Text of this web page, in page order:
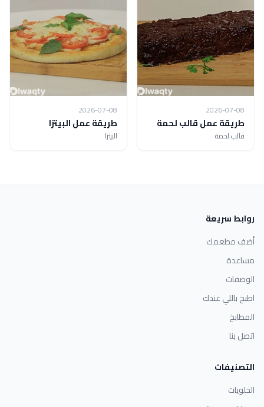
2026-07-08
طريقة عمل قالب لحمة
قالب لحمة
2026-07-08
طريقة عمل البيتزا
البيتزا
روابط سريعة
أضف مطعمك
مساعدة
الوصفات
اطبخ باللي عندك
المطابخ
اتصل بنا
التصنيفات
الحلويات